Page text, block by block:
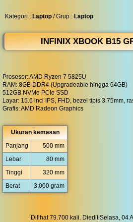
Kategori : Laptop / Grup : Laptop
INFINIX XBOOK B15
Prosesor: AMD Ryzen 7 5825U
RAM: 8GB DDR4 (Upgradeable hingga 64GB)
512GB NVMe PCIe SSD
Layar: 15.6 inci IPS, FHD, bezel tipis 3.75mm,
Grafis: AMD Radeon Graphics
Ukuran kemasan
Panjang
500 mm
Lebar
80 mm
Tinggi
320 mm
Berat
3.000 gram
Dilihat 79.700 kali. Diedit Selasa, 04